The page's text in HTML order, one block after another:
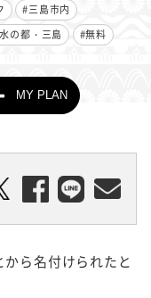
#三島市内
の都・三島 #無料
MY PLAN
ら名付けられたと